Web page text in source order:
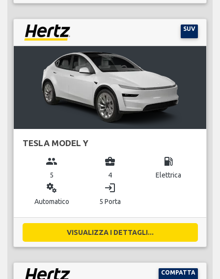
SUV
TESLA MODEL Y
group
5
business_center
4
local_gas_station
Elettrica
miscellaneous_services
Automatico
login
5 Porta
VISUALIZZA I DETTAGLI...
COMPATTA